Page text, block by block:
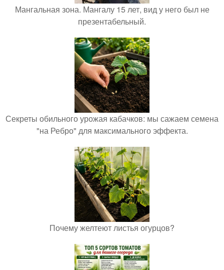
Мангальная зона. Мангалу 15 лет, вид у него был не
презентабельный.
Секреты обильного урожая кабачков: мы сажаем семена
"на Ребро" для максимального эффекта.
Почему желтеют листья огурцов?